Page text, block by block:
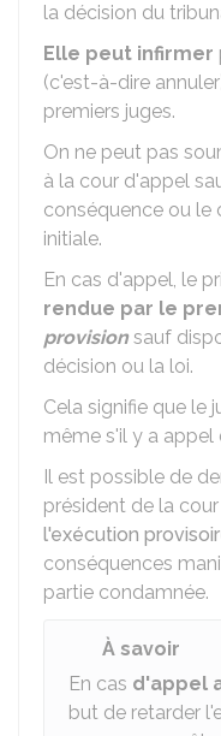
la décision du
Elle peut infirmer
(c'est-à-dire
premiers juges.
On ne peut pas
à la cour d'appel
conséquence ou
initiale.
En cas d'appel, le
rendue par le
provisionsauf
décision ou la loi.
Cela signifie que le
même s'il y a appel
Il est possible de
président de la
l'exécution
conséquences
partie condamnée.
À savoir
En cas d'appel
but de retarder